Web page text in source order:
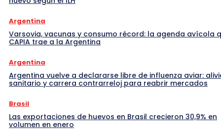
Argentina
Varsovia, vacunas y consumo récord: la agenda avícola
CAPIA trae a la Argentina
Argentina
Argentina vuelve a declararse libre de influenza aviar:
sanitario y carrera contrarreloj para reabrir mercados
Brasil
Las exportaciones de huevos en Brasil crecieron 30,9% en
volumen en enero